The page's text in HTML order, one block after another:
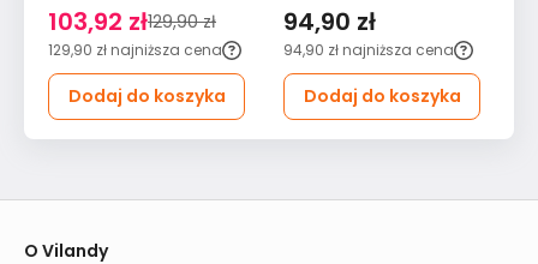
Różowe Kwiaty 120x80
Do Salonu
103,92 zł129,90 zł
129,90 zł najniższa cena
Dodaj do koszyka
Kwiaty 90x60 Natura
do Salonu
94,90 zł
94,90 zł najniższa cena
Dodaj do koszyka
O Vilandy